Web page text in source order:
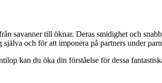
savanner till öknar. Deras smidighet och
och för att imponera på partners under
kan du öka din förståelse för dessa